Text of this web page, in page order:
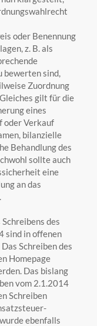
oder Benennung
z. B. als
bewerten sind,
Zuordnung
gilt für die
eines
oder Verkauf
bilanzielle
Behandlung des
sollte auch
eine
an das
des
sind in offenen
Schreiben des
Homepage
Das bislang
vom 2.1.2014
Schreiben
ebenfalls